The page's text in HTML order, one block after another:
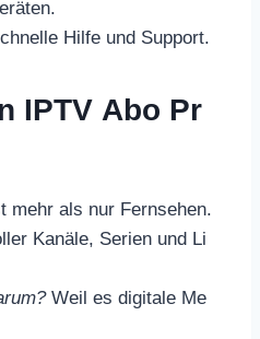
Hilfe und Support.
IPTV Abo Pr
mehr als nur Fernsehen.
Kanäle, Serien und Li
Weil es digitale Me